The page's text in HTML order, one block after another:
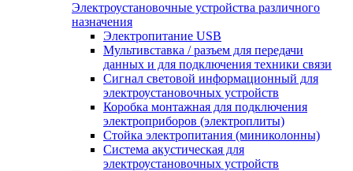
Электроустановочные устройства различного
назначения
Электропитание USB
Мультивставка / разъем для передачи
данных и для подключения техники связи
Сигнал световой информационный для
электроустановочных устройств
Коробка монтажная для подключения
электроприборов (электроплиты)
Стойка электропитания (миниколонны)
Система акустическая для
электроустановочных устройств